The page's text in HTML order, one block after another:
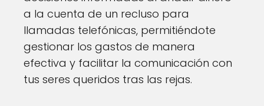
a la cuenta de un recluso para
llamadas telefónicas, permitiéndote
gestionar los gastos de manera
efectiva y facilitar la comunicación con
tus seres queridos tras las rejas.